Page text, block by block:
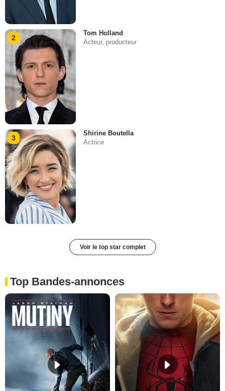
2
Tom Holland
Acteur, producteur
3
Shirine Boutella
Actrice
Voir le top star complet
Top Bandes-annonces